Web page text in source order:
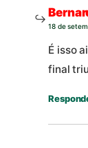
18 de
É isso
final